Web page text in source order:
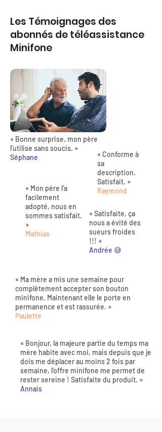
Les Témoignages des
abonnés de téléassistance
Minifone
« Bonne surprise, mon père
l'utilise sans soucis. »
Séphane
« Mon père l'a
facilement
adopté, nous en
sommes satisfait.
»
Mathias
« Conforme à
sa
description.
Satisfait. »
Raymond
« Satisfaite, ça
nous a évité des
sueurs froides
!!! »
Andrée 😅
« Ma mère a mis une semaine pour
complètement accepter son bouton
minifone. Maintenant elle le porte en
permanence et est rassurée. »
Paulette
« Bonjour, la majeure partie du temps ma
mère habite avec moi, mais depuis que je
dois me déplacer au moins 2 fois par
semaine, l'offre minifone me permet de
rester sereine ! Satisfaite du produit. »
Annais